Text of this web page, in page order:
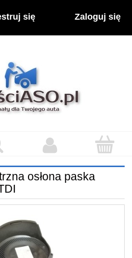
się Zaloguj się
osłona paska